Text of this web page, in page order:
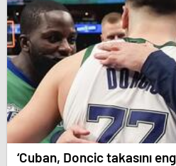
‘Cuban, Doncic takasını